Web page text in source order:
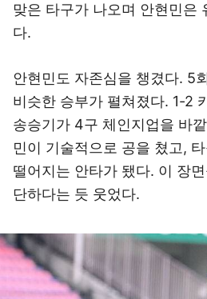
맞은 타구가 나오며 안현민은
다.
안현민도 자존심을 챙겼다. 5
비슷한 승부가 펼쳐졌다. 1-2
송승기가 4구 체인지업을 바
민이 기술적으로 공을 쳤고,
떨어지는 안타가 됐다. 이 장
단하다는 듯 웃었다.